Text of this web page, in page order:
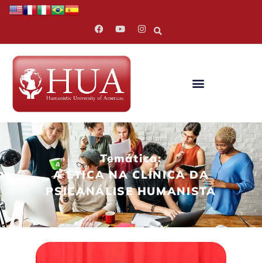
Temática:
A ÈTICA NA CLÍNICA DA
PSICANÁLISE HUMANISTA